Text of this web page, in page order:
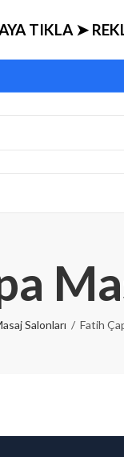
TIKLA ➤
Salonları Fatih